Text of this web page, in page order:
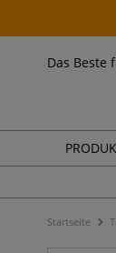
Das Beste
Startseite